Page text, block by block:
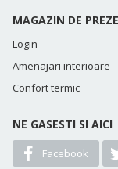
MAGAZIN DE
Login
Amenajari interioare
Confort termic
NE GASESTI SI AICI
Facebook